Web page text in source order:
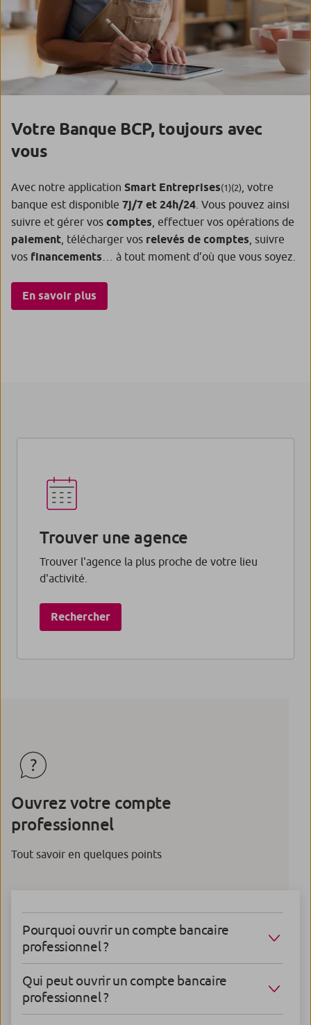
Votre Banque BCP, toujours avec
vous
Avec notre application Smart Entreprises(1)(2) , votre
banque est disponible 7j/7 et 24h/24 . Vous pouvez ainsi
suivre et gérer vos comptes , effectuer vos opérations de
paiement , télécharger vos relevés de comptes , suivre
vos financements … à tout moment d’où que vous soyez.
En savoir plus
Trouver une agence
Trouver l'agence la plus proche de votre lieu
d'activité.
Rechercher
Ouvrez votre compte
professionnel
Tout savoir en quelques points
Pourquoi ouvrir un compte bancaire
professionnel ?
Qui peut ouvrir un compte bancaire
professionnel ?